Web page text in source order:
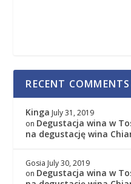
RECENT COMMENTS
Kinga July 31, 2019
on Degustacja wina w
na degustację wina
Gosia July 30, 2019
on Degustacja wina w